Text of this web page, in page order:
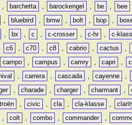
, barchetta , barockengel , be , bee
, bluebird , bmw , bolt , bop ,
, bx , c , c-crosser , c-hr , c-
c6 , c70 , c8 , cabrio , cactus ,
campo , campus , camry , capri ,
, carrera , cascada , cayenne ,
, charade , charger , charmant ,
, civic , cla , cla-klasse ,
, colt , combo , commander ,